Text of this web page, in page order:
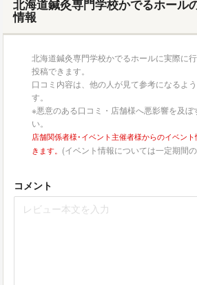
北海道鍼灸専門学校かでるホール
情報
北海道鍼灸専門学校かでるホールに実際に
投稿できます。
口コミ内容は、他の人が見て参考になるよ
す。
※悪意のある口コミ・店舗様へ悪影響を及ぼ
い。
店舗関係者様･イベント主催者様からのイベン
きます。 (イベント情報については一定期間
コメント